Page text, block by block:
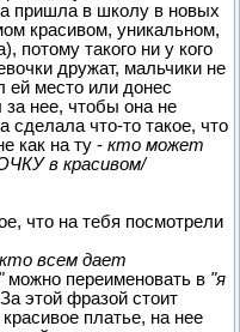
пришла в школу в новых
красивом, уникальном,
потому такого ни у кого
дружат, мальчики не
ей место или донес
нее, чтобы она не
сделала что-то такое, что
как на ту - кто может
в красивом/
что на тебя посмотрели
всем дает
можно переименовать в "я
этой фразой стоит
платье, на нее